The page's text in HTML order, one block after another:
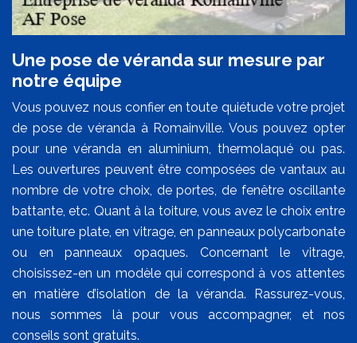
Une pose de véranda sur mesure par
notre équipe
Vous pouvez nous confier en toute quiétude votre projet
de pose de véranda à Romainville. Vous pouvez opter
pour une véranda en aluminium, thermolaqué ou pas.
Les ouvertures peuvent être composées de vantaux au
nombre de votre choix, de portes, de fenêtre oscillante
battante, etc. Quant à la toiture, vous avez le choix entre
une toiture plate, en vitrage, en panneaux polycarbonate
ou en panneaux opaques. Concernant le vitrage,
choisissez-en un modèle qui correspond à vos attentes
en matière d’isolation de la véranda. Rassurez-vous,
nous sommes là pour vous accompagner, et nos
conseils sont gratuits.